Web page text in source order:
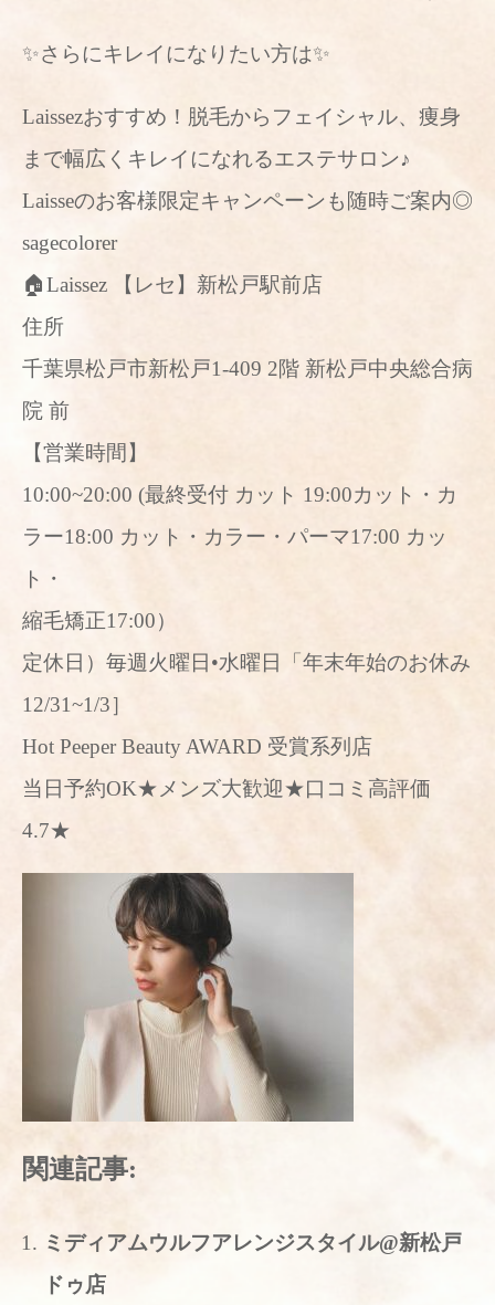
✨さらにキレイになりたい方は✨
Laissezおすすめ！脱毛からフェイシャル、痩身
まで幅広くキレイになれるエステサロン♪
Laisseのお客様限定キャンペーンも随時ご案内◎
sagecolorer
🏠Laissez 【レセ】新松戸駅前店
住所
千葉県松戸市新松戸1-409 2階 新松戸中央総合病
院 前
【営業時間】
10:00~20:00 (最終受付 カット 19:00カット・カ
ラー18:00 カット・カラー・パーマ17:00 カッ
ト・
縮毛矯正17:00）
定休日）毎週火曜日•水曜日「年末年始のお休み
12/31~1/3］
Hot Peeper Beauty AWARD 受賞系列店
当日予約OK★メンズ大歓迎★口コミ高評価
4.7★
関連記事:
ミディアムウルフアレンジスタイル@新松戸
ドゥ店